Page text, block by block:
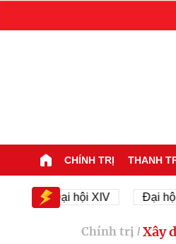
CHÍNH TRỊ THANH
Đại hội XIV Đại hội XIV
Chính trị / Xây